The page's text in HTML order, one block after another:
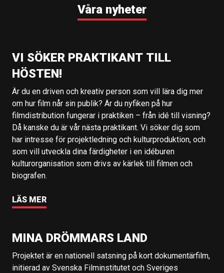
Våra nyheter
VI SÖKER PRAKTIKANT TILL
HÖSTEN!
Är du en driven och kreativ person som vill lära dig mer
om hur film når sin publik? Är du nyfiken på hur
filmdistribution fungerar i praktiken – från idé till visning?
Då kanske du är vår nästa praktikant. Vi söker dig som
har intresse för projektledning och kulturproduktion, och
som vill utveckla dina färdigheter i en idéburen
kulturorganisation som drivs av kärlek till filmen och
biografen.
LÄS MER
MINA DRÖMMARS LAND
Projektet är en nationell satsning på kort dokumentärfilm,
initierad av Svenska Filminstitutet och Sveriges